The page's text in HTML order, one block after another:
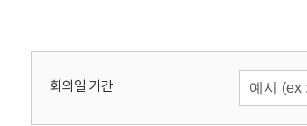
회
회의일 기간